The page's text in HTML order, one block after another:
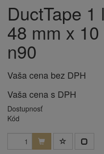
DuctTape
48 mm x
n90
Vaša cena bez DPH
Vaša cena s DPH
Dostupnosť
Kód